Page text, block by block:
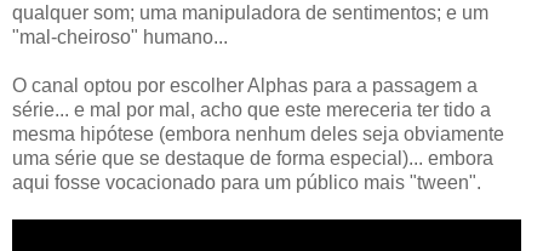
qualquer som; uma manipuladora de sentimentos; e um
"mal-cheiroso" humano...
O canal optou por escolher Alphas para a passagem a
série... e mal por mal, acho que este mereceria ter tido a
mesma hipótese (embora nenhum deles seja obviamente
uma série que se destaque de forma especial)... embora
aqui fosse vocacionado para um público mais "tween".